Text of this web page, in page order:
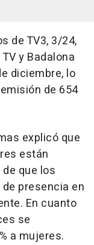
de TV3, 3/24,
y Badalona
diciembre, lo
de 654
explicó que
están
que los
presencia en
En cuanto
se
a mujeres.